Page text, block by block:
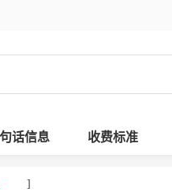
话信息 收费标准
]